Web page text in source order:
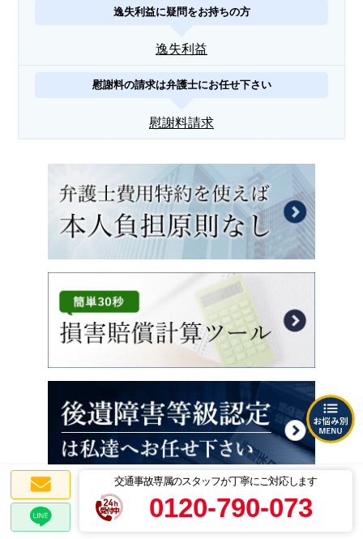
交通事故専属のスタッフが丁寧にご対応します
0120-790-073
逸失利益に疑問をお持ちの方
逸失利益
慰謝料の請求は弁護士にお任せ下さい
慰謝料請求